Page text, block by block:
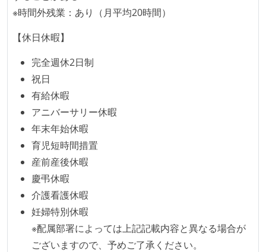
タスク見積もりの単位には絶対量（人日など）ではな
く相対ポイントを用い、極力複数人の意見を調整する
継続的なデプロイ（デリバリー）を行っている
ワークフローの整備
全てのコードをバージョン管理ツールで管理している
各メンバーが実装したコードのマージは Pull Request
ベースで行われる
自動（＝システム化され、1コマンドで実行できる）
ビルド、自動デプロイ環境が整備されている
コードによるインフラ構成管理（Infrastructure as
Code）の環境が整備されている
オープンな情報共有
※時間外残業：あり（月平均20時間）
【休日休暇】
完全週休2日制
祝日
有給休暇
アニバーサリー休暇
年末年始休暇
育児短時間措置
産前産後休暇
慶弔休暇
介護看護休暇
妊婦特別休暇
※配属部署によっては上記記載内容と異なる場合が
ございますので、予めご了承ください。